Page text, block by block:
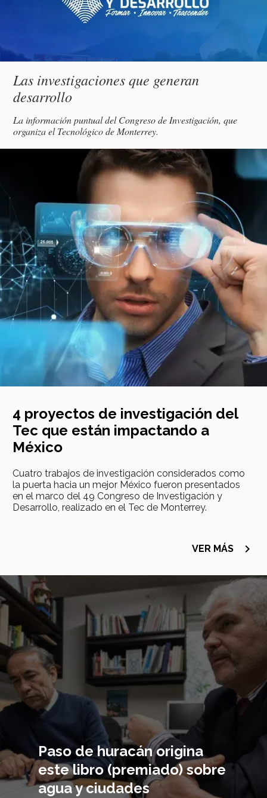
Subtítulo
Las investigaciones que generan
desarrollo
Descripción
La información puntual del Congreso de Investigación, que
organiza el Tecnológico de Monterrey.
4 proyectos de investigación del
Tec que están impactando a
México
​​​​Cuatro trabajos de investigación considerados como
la puerta hacia un mejor México fueron presentados
en el marco del 49 Congreso de Investigación y
Desarrollo, realizado en el Tec de Monterrey.
VER MÁS navigate_next
Imagen
principal
Paso de huracán origina
este libro (premiado) sobre
agua y ciudades